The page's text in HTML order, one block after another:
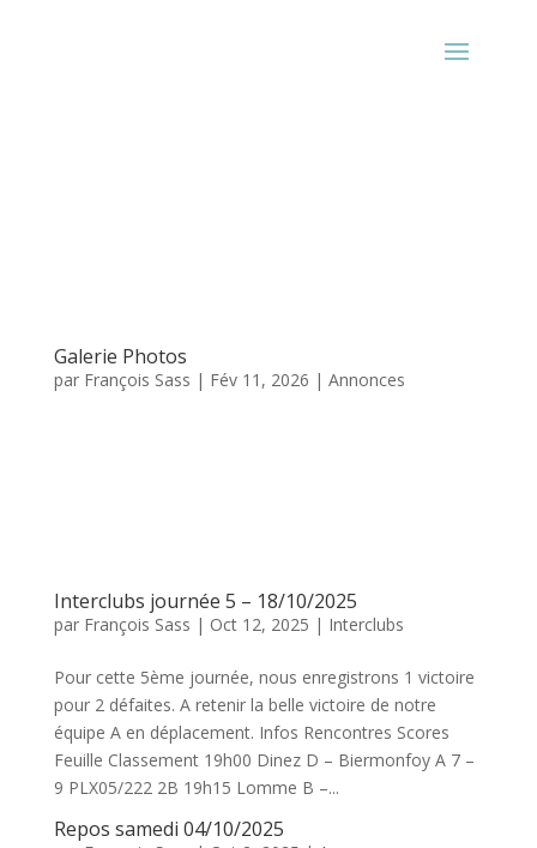
Galerie Photos
par François Sass | Fév 11, 2026 | Annonces
Interclubs journée 5 – 18/10/2025
par François Sass | Oct 12, 2025 | Interclubs
Pour cette 5ème journée, nous enregistrons 1 victoire
pour 2 défaites. A retenir la belle victoire de notre
équipe A en déplacement. Infos Rencontres Scores
Feuille Classement 19h00 Dinez D – Biermonfoy A 7 –
9 PLX05/222 2B 19h15 Lomme B –...
Repos samedi 04/10/2025